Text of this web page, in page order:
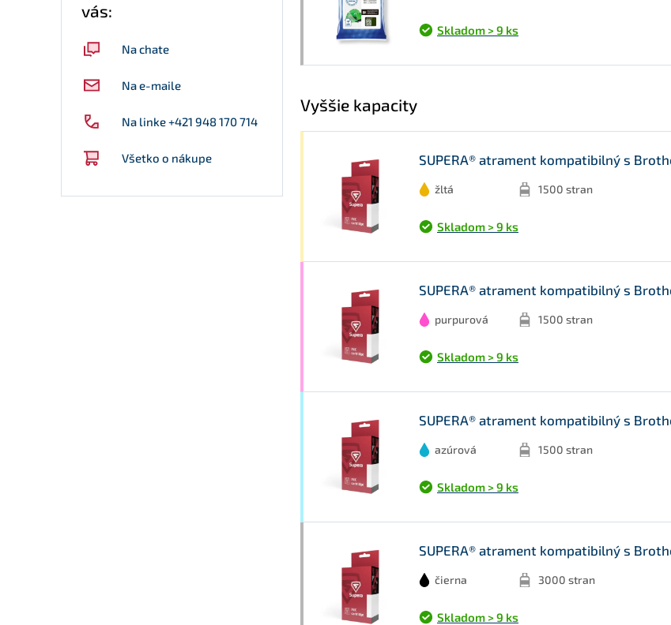
vás:
Na chate
Na e-maile
Na linke +421 948 170 714
Všetko o nákupe
Skladom > 9 ks
Vyššie kapacity
SUPERA® atrament kompatibilný s
žltá 1500 stran
Skladom > 9 ks
SUPERA® atrament kompatibilný s
purpurová 1500 stran
Skladom > 9 ks
SUPERA® atrament kompatibilný s
azúrová 1500 stran
Skladom > 9 ks
SUPERA® atrament kompatibilný s
čierna 3000 stran
Skladom > 9 ks